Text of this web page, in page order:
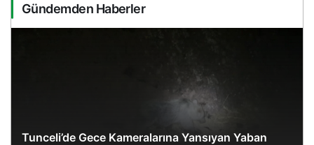
Gündemden Haberler
Tunceli’de Gece Kameralarına Yansıyan Yaban